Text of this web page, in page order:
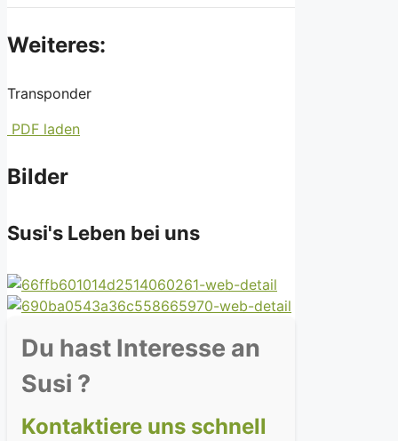
Weiteres:
Transponder
PDF laden
Bilder
Susi's Leben bei uns
Du hast Interesse an
Susi ?
Kontaktiere uns schnell